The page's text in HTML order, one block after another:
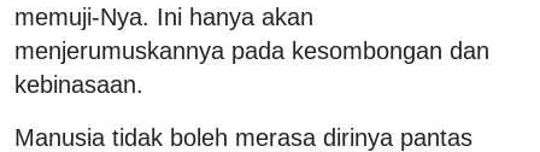
memuji-Nya. Ini hanya akan
menjerumuskannya pada kesombongan dan
kebinasaan.
Manusia tidak boleh merasa dirinya pantas